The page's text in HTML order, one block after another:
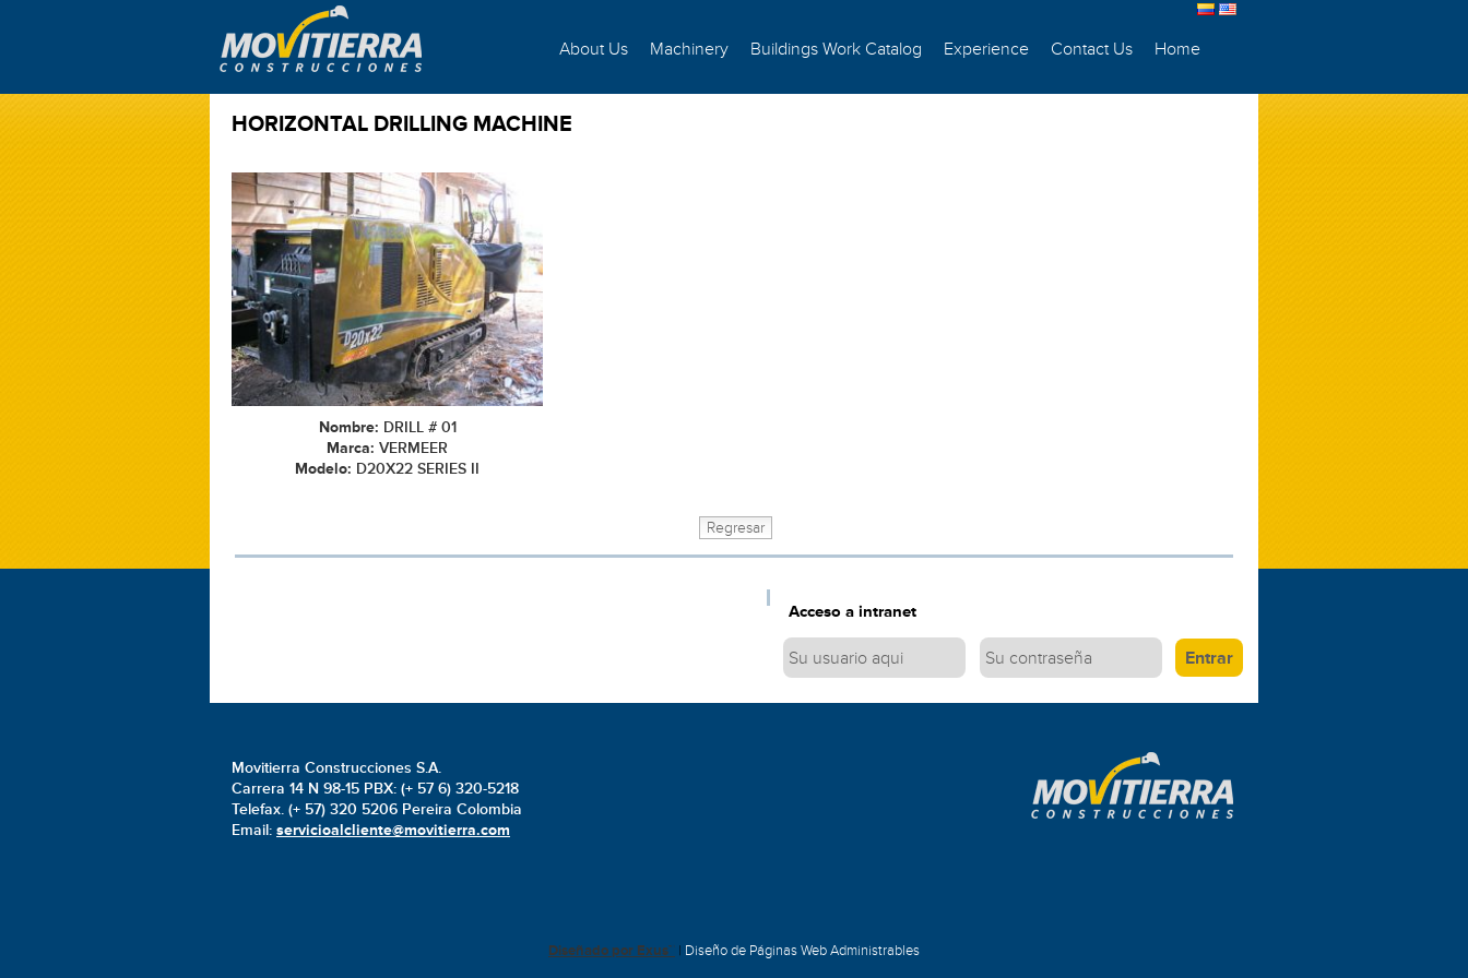
About Us Machinery Buildings Work Catalog Experience Contact Us Home
HORIZONTAL DRILLING MACHINE
Nombre: DRILL # 01
Marca: VERMEER
Modelo: D20X22 SERIES II
Acceso a intranet
Movitierra Construcciones S.A.
Carrera 14 N 98-15 PBX: (+ 57 6) 320-5218
Telefax. (+ 57) 320 5206 Pereira Colombia
Email: servicioalcliente@movitierra.com
Diseñado por Exus™ | Diseño de Páginas Web Administrables